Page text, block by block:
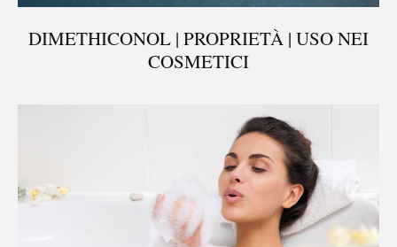
DIMETHICONOL | PROPRIETÀ | USO NEI
COSMETICI